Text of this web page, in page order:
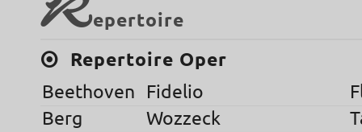
Repertoire
Repertoire Oper
Beethoven Fidelio
Berg
Wozzeck